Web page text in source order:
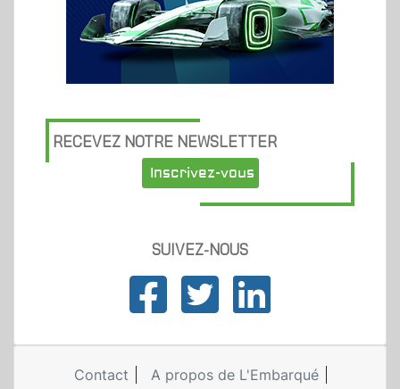
RECEVEZ NOTRE NEWSLETTER
Inscrivez-vous
SUIVEZ-NOUS
Contact
A propos de L'Embarqué